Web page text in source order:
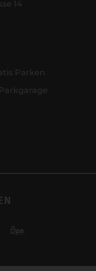
14
Parken